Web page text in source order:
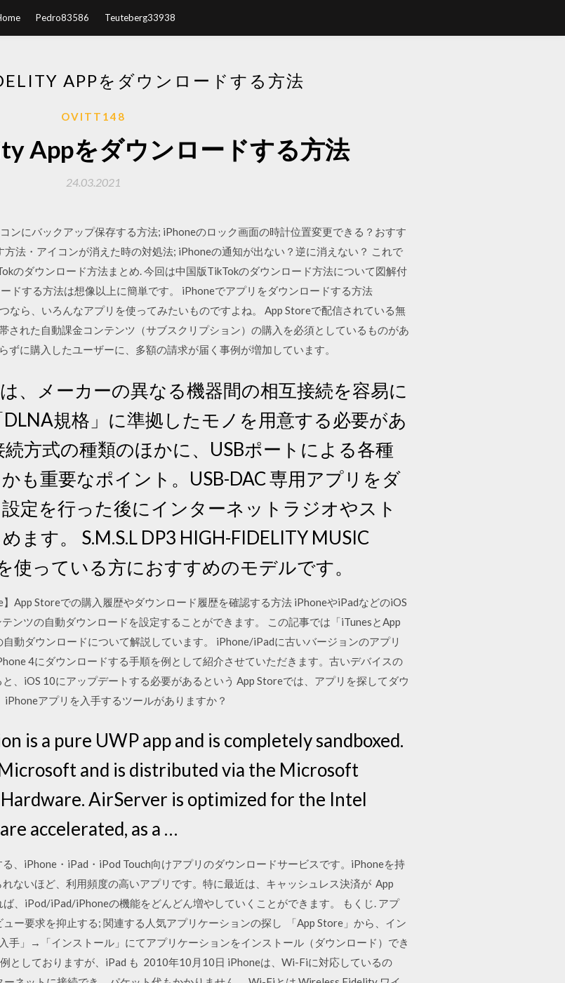
Pedro83586 Teuteberg33938
APPをダウンロードする方法
OVITT148
Appをダウンロードする方法
24.03.2021
ンにバックアップ保存する方法; iPhoneのロック画面の時計位置変更できる？おすす
法・アイコンが消えた時の対処法; iPhoneの通知が出ない？逆に消えない？ これで
のダウンロード方法まとめ. 今回は中国版TikTokのダウンロード方法について図解付
ドする方法は想像以上に簡単です。 iPhoneでアプリをダウンロードする方法
ら、いろんなアプリを使ってみたいものですよね。 App Storeで配信されている無
された自動課金コンテンツ（サブスクリプション）の購入を必須としているものがあ
ずに購入したユーザーに、多額の請求が届く事例が増加しています。
、メーカーの異なる機器間の相互接続を容易に
規格」に準拠したモノを用意する必要があ
方式の種類のほかに、USBポートによる各種
も重要なポイント。USB-DAC 専用アプリをダ
定を行った後にインターネットラジオやスト
ます。 S.M.S.L DP3 HIGH-FIDELITY MUSIC
使っている方におすすめのモデルです。
App Storeでの購入履歴やダウンロード履歴を確認する方法 iPhoneやiPadなどのiOS
ンツの自動ダウンロードを設定することができます。 この記事では「iTunesとApp
動ダウンロードについて解説しています。 iPhone/iPadに古いバージョンのアプリ
4にダウンロードする手順を例として紹介させていただきます。古いデバイスの
、iOS 10にアップデートする必要があるという App Storeでは、アプリを探してダウ
アプリを入手するツールがありますか？
is a pure UWP app and is completely sandboxed.
and is distributed via the Microsoft
AirServer is optimized for the Intel
accelerated, as a …
、iPhone・iPad・iPod Touch向けアプリのダウンロードサービスです。iPhoneを持
ないほど、利用頻度の高いアプリです。特に最近は、キャッシュレス決済が App
、iPod/iPad/iPhoneの機能をどんどん増やしていくことができます。 もくじ. アプ
ー要求を抑止する; 関連する人気アプリケーションの探し 「App Store」から、イン
手」→「インストール」にてアプリケーションをインストール（ダウンロード）でき
としておりますが、iPad も 2010年10月10日 iPhoneは、Wi-Fiに対応しているの